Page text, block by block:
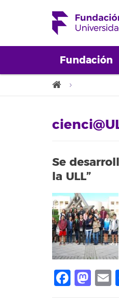
Fundación
Se
la ULL”